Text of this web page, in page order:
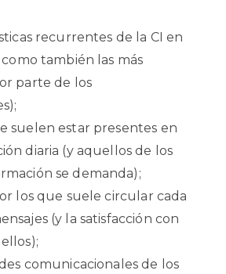
recurrentes de la CI en
como también las más
parte de los
suelen estar presentes en
diaria (y aquellos de los
se demanda);
los que suele circular cada
(y la satisfacción con
comunicacionales de los